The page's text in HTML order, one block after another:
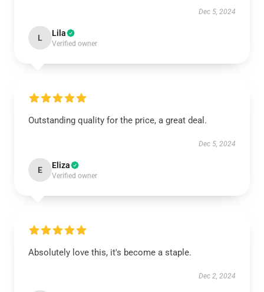
Dec 5, 2024
L Lila
Verified owner
Outstanding quality for the price, a great deal.
Dec 5, 2024
E Eliza
Verified owner
Absolutely love this, it's become a staple.
Dec 2, 2024